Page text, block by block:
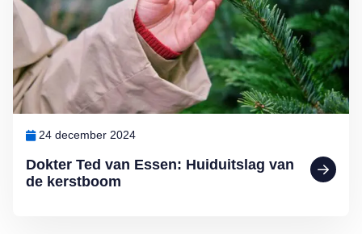
Dokter Ted van Essen: Huiduitslag van
de kerstboom
24 december 2024